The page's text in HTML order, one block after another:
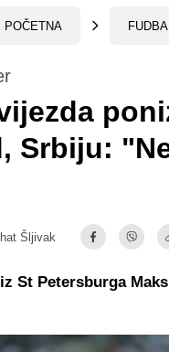
POČETNA
Srbiju:
Šljivak
St Petersburga